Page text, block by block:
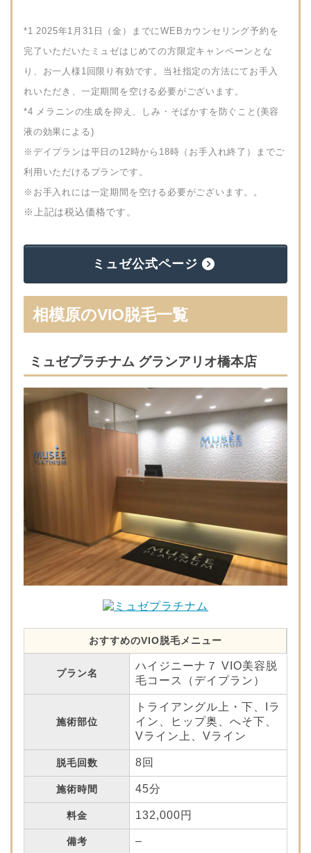
*1 2025年1月31日（金）までにWEBカウンセリング予約を
完了いただいたミュゼはじめての方限定キャンペーンとな
り、お一人様1回限り有効です。当社指定の方法にてお手入
れいただき、一定期間を空ける必要がございます。
*4 メラニンの生成を抑え、しみ・そばかすを防ぐこと(美容
液の効果による)
※デイプランは平日の12時から18時（お手入れ終了）までご
利用いただけるプランです。
※お手入れには一定期間を空ける必要がございます。。
※上記は税込価格です。
ミュゼ公式ページ
相模原のVIO脱毛一覧
ミュゼプラチナム グランアリオ橋本店
おすすめのVIO脱毛メニュー
プラン名
ハイジニーナ７ VIO美容脱
毛コース（デイプラン）
施術部位
トライアングル上・下、Iラ
イン、ヒップ奥、へそ下、
Vライン上、Vライン
脱毛回数 8回
施術時間 45分
料金 132,000円
備考 –